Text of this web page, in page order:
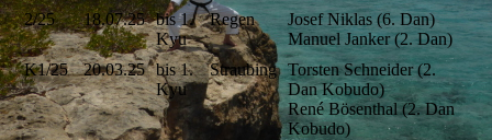
2/25
18.07.25 bis 1.
Kyu
Regen
Josef Niklas (6. Dan)
Manuel Janker (2. Dan)
K1/25
20.03.25 bis 1.
Kyu
Straubing Torsten Schneider (2.
Dan Kobudo)
René Bösenthal (2. Dan
Kobudo)